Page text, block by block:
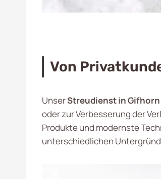
Von
UnserStreudienst in Gifhorn
oder zur Verbesserung der
Produkte und modernste
unterschiedlichen